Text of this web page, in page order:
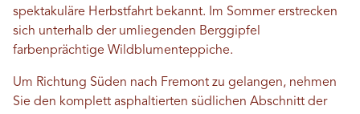
spektakuläre Herbstfahrt bekannt. Im Sommer erstrecken
sich unterhalb der umliegenden Berggipfel
farbenprächtige Wildblumenteppiche.
Um Richtung Süden nach Fremont zu gelangen, nehmen
Sie den komplett asphaltierten südlichen Abschnitt der